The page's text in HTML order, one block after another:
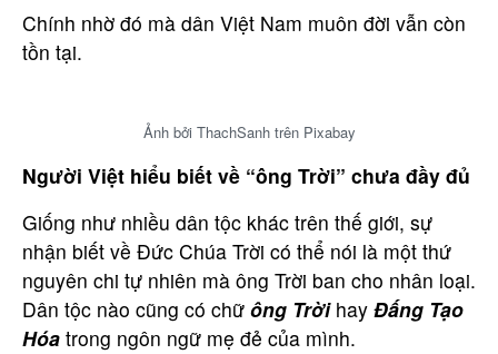
Chính nhờ đó mà dân Việt Nam muôn đời vẫn còn
tồn tại.
Ảnh bởi ThachSanh trên Pixabay
Người Việt hiểu biết về “ông Trời” chưa đầy đủ
Giống như nhiều dân tộc khác trên thế giới, sự
nhận biết về Đức Chúa Trời có thể nói là một thứ
nguyên chi tự nhiên mà ông Trời ban cho nhân loại.
Dân tộc nào cũng có chữ ông Trờihay Đấng Tạo
Hóa trong ngôn ngữ mẹ đẻ của mình.